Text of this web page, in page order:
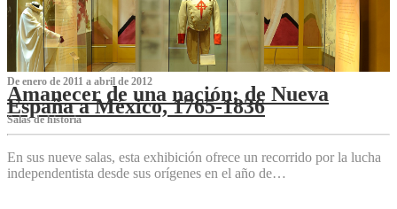
De enero de 2011 a abril de 2012
Amanecer de una nación: de Nueva
España a México, 1765-1836
Salas de historia
En sus nueve salas, esta exhibición ofrece un recorrido por la lucha
independentista desde sus orígenes en el año de…